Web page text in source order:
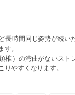
長時間同じ姿勢が続い
す。
椎）の湾曲がないス
りやすくなります。